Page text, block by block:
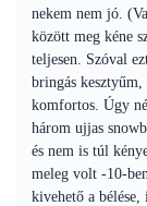
nekem nem jó.
között meg kéne
teljesen. Szóval
bringás
komfortos. Úgy
három ujjas
és nem is túl
meleg volt -10-
kivehető a bélése,